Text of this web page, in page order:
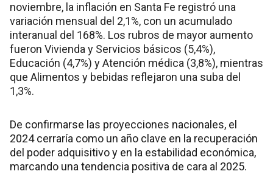
noviembre, la inflación en Santa Fe registró una
variación mensual del 2,1%, con un acumulado
interanual del 168%. Los rubros de mayor aumento
fueron Vivienda y Servicios básicos (5,4%),
Educación (4,7%) y Atención médica (3,8%), mientras
que Alimentos y bebidas reflejaron una suba del
1,3%.
De confirmarse las proyecciones nacionales, el
2024 cerraría como un año clave en la recuperación
del poder adquisitivo y en la estabilidad económica,
marcando una tendencia positiva de cara al 2025.